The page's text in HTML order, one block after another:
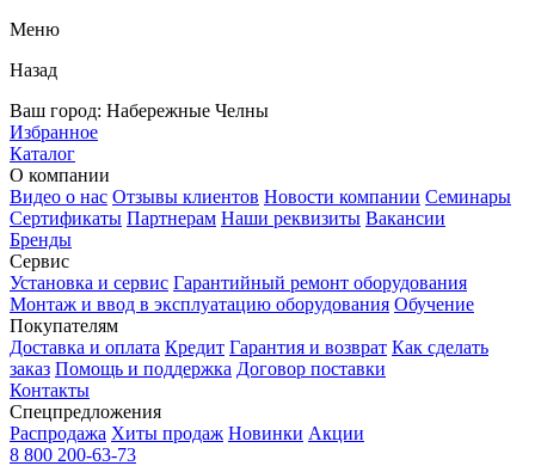
Меню
Назад
Ваш город: Набережные Челны
Избранное
Каталог
О компании
Видео о нас Отзывы клиентов Новости компании Семинары
Сертификаты Партнерам Наши реквизиты Вакансии
Бренды
Сервис
Установка и сервис Гарантийный ремонт оборудования
Монтаж и ввод в эксплуатацию оборудования Обучение
Покупателям
Доставка и оплата Кредит Гарантия и возврат Как сделать
заказ Помощь и поддержка Договор поставки
Контакты
Спецпредложения
Распродажа Хиты продаж Новинки Акции
8 800 200-63-73